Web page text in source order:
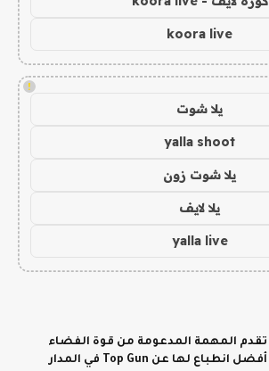
koora live
!
يلا شوت
yalla shoot
يلا شوت زون
يلا لايف
yalla live
تقدم المهمة المدعومة من قوة الفضاء
أفضل انطباع لها عن Top Gun في المدار